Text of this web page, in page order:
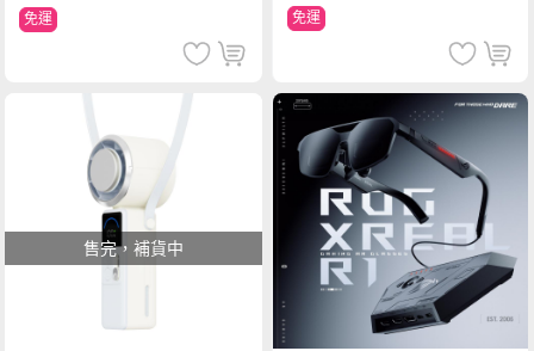
免運 免運
售完，補貨中